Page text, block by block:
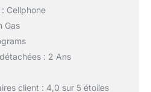
Cellphone
Gas
: 2 Ans
client : 4,0 sur 5 étoiles